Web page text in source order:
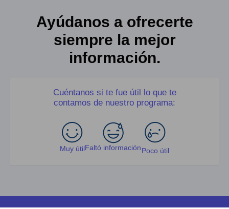
Ayúdanos a ofrecerte
siempre la mejor
información.
Cuéntanos si te fue útil lo que te
contamos de nuestro programa:
Muy útilFaltó informaciónPoco útil